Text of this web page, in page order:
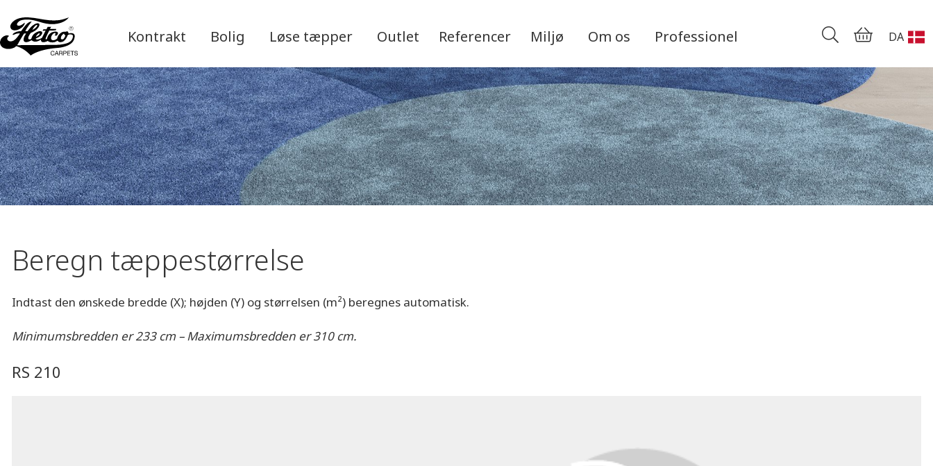
Kontrakt Bolig Løse tæpper Outlet Referencer Miljø Om os Professionel DA
Beregn tæppestørrelse
Indtast den ønskede bredde (X); højden (Y) og størrelsen (m²) beregnes automatisk.
Minimumsbredden er 233 cm – Maximumsbredden er 310 cm.
RS 210